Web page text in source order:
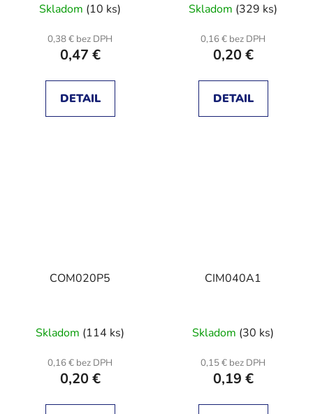
Skladom (10 ks)
0,38 € bez DPH
0,47 €
DETAIL
Skladom (329 ks)
0,16 € bez DPH
0,20 €
DETAIL
COM020P5
Skladom (114 ks)
0,16 € bez DPH
0,20 €
CIM040A1
Skladom (30 ks)
0,15 € bez DPH
0,19 €